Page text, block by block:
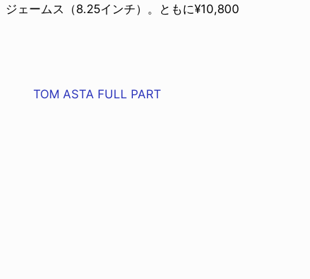
ジェームス（8.25インチ）。ともに¥10,800
TOM ASTA FULL PART